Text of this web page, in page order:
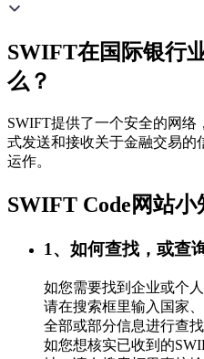
SWIFT在国际银行
么？
SWIFT提供了一个安全的网
式发送和接收关于金融交易的
运作。
SWIFT Code网站小
1、如何查找，或查
如您需要找到企业或个
请在搜索框里输入国家
全部或部分信息进行查找
如您想核实已收到的